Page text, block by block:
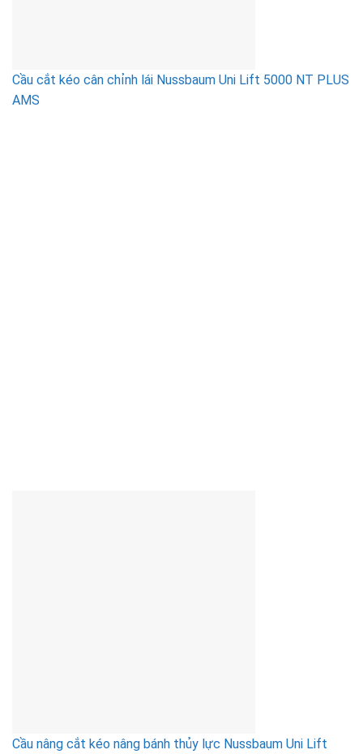
Cầu cắt kéo cân chỉnh lái Nussbaum Uni Lift 5000 NT PLUS
AMS
Cầu nâng cắt kéo nâng bánh thủy lực Nussbaum Uni Lift